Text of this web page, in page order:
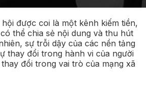
được coi là một kênh kiếm tiền,
thể chia sẻ nội dung và thu hút
sự trỗi dậy của các nền tảng
thay đổi trong hành vi của người
đổi trong vai trò của mạng xã